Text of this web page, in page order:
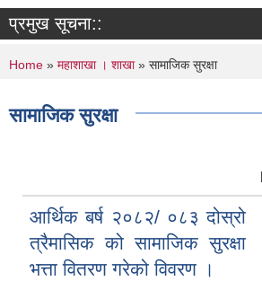
प्रमुख सूचना::
You are here
Home » महाशाखा । शाखा» सामाजिक सुरक्षा
सामाजिक सुरक्षा
आर्थिक बर्ष २०८२/ ०८३ दोस्रो
त्रैमासिक को सामाजिक सुरक्षा
भत्ता वितरण गरेको विवरण ।